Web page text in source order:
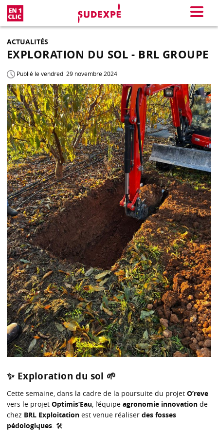
Menu
ACTUALITÉS
EXPLORATION DU SOL - BRL GROUPE
Publié le vendredi 29 novembre 2024
✨ Exploration du sol 🌱
Cette semaine, dans la cadre de la poursuite du projet O’reve
vers le projet Optimis’Eau, l’équipe agronomie innovation de
chez BRL Exploitation est venue réaliser des fosses
pédologiques. 🛠️